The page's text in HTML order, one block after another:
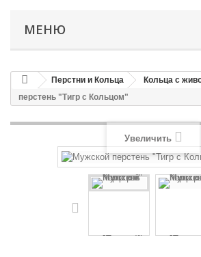
МЕНЮ
Перстни и Кольца Кольца с
перстень "Тигр с Кольцом"
Увеличить